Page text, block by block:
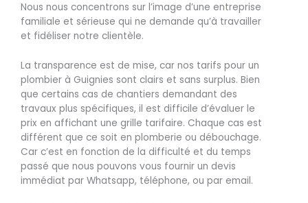
Nous nous concentrons sur l’image d’une entreprise
familiale et sérieuse qui ne demande qu’à travailler
et fidéliser notre clientèle.
La transparence est de mise, car nos tarifs pour un
plombier à Guignies sont clairs et sans surplus. Bien
que certains cas de chantiers demandant des
travaux plus spécifiques, il est difficile d’évaluer le
prix en affichant une grille tarifaire. Chaque cas est
différent que ce soit en plomberie ou débouchage.
Car c’est en fonction de la difficulté et du temps
passé que nous pouvons vous fournir un devis
immédiat par Whatsapp, téléphone, ou par email.